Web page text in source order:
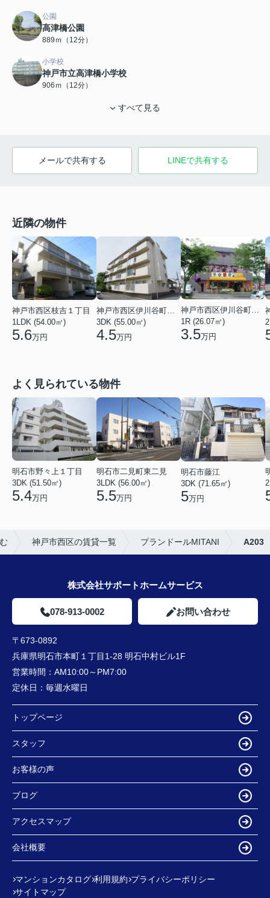
公園
高津橋公園
889ｍ（12分）
小学校
神戸市立高津橋小学校
906ｍ（12分）
すべて見る
メールで共有する LINEで共有する
近隣の物件
神戸市西区枝吉１丁目
1LDK (54.00㎡)
5.6万円
神戸市西区伊川谷町有瀬
3DK (55.00㎡)
4.5万円
神戸市西区伊川谷町有瀬
1R (26.07㎡)
3.5万円
よく見られている物件
明石市野々上１丁目
3DK (51.50㎡)
5.4万円
明石市二見町東二見
3LDK (56.00㎡)
5.5万円
明石市藤江
3DK (71.65㎡)
5万円
神戸市西区の賃貸一覧 プランドールMITANI A203
株式会社サポートホームサービス
078-913-0002 お問い合わせ
〒673-0892
兵庫県明石市本町１丁目1-28 明石中村ビル1F
営業時間： AM10:00～PM7:00
定休日： 毎週水曜日
トップページ
スタッフ
お客様の声
ブログ
アクセスマップ
会社概要
マンションカタログ 利用規約 プライバシーポリシー
サイトマップ